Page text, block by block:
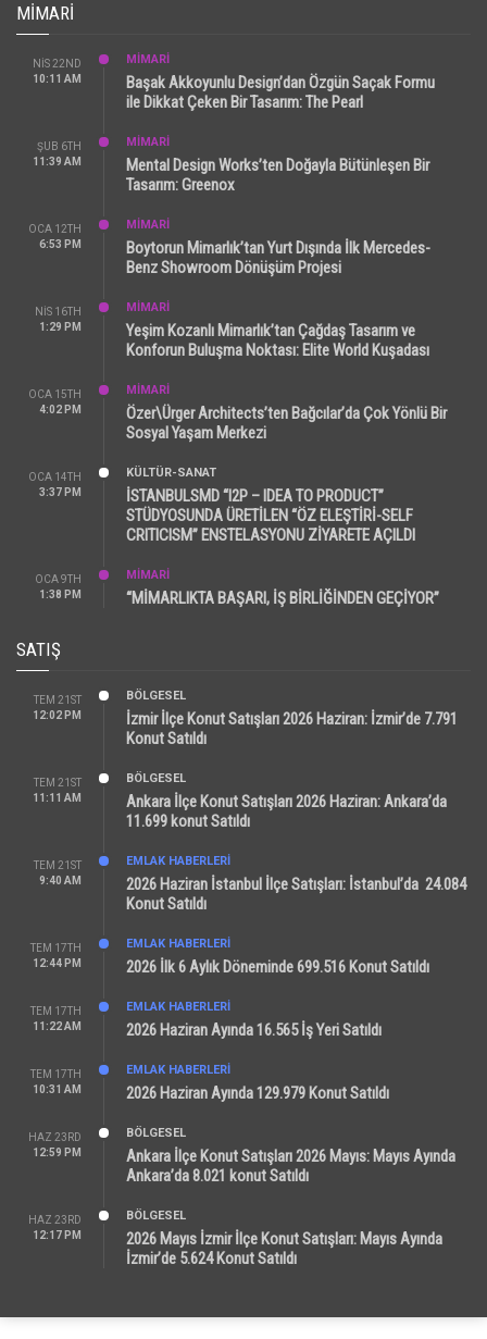
MIMARI
NIS 22ND
10:11 AM
MİMARİ
Başak Akkoyunlu Design’dan Özgün Saçak Formu
ile Dikkat Çeken Bir Tasarım: The Pearl
ŞUB 6TH
11:39 AM
MİMARİ
Mental Design Works’ten Doğayla Bütünleşen Bir
Tasarım: Greenox
OCA 12TH
6:53 PM
MİMARİ
Boytorun Mimarlık’tan Yurt Dışında İlk Mercedes-
Benz Showroom Dönüşüm Projesi
NIS 16TH
1:29 PM
MİMARİ
Yeşim Kozanlı Mimarlık’tan Çağdaş Tasarım ve
Konforun Buluşma Noktası: Elite World Kuşadası
OCA 15TH
4:02 PM
MİMARİ
Özer\Ürger Architects’ten Bağcılar’da Çok Yönlü Bir
Sosyal Yaşam Merkezi
OCA 14TH
3:37 PM
KÜLTÜR-SANAT
İSTANBULSMD “I2P – IDEA TO PRODUCT”
STÜDYOSUNDA ÜRETİLEN “ÖZ ELEŞTİRİ-SELF
CRITICISM” ENSTELASYONU ZİYARETE AÇILDI
OCA 9TH
1:38 PM
MİMARİ
“MİMARLIKTA BAŞARI, İŞ BİRLİĞİNDEN GEÇİYOR”
SATIŞ
TEM 21ST
12:02 PM
BÖLGESEL
İzmir İlçe Konut Satışları 2026 Haziran: İzmir’de 7.791
Konut Satıldı
TEM 21ST
11:11 AM
BÖLGESEL
Ankara İlçe Konut Satışları 2026 Haziran: Ankara’da
11.699 konut Satıldı
TEM 21ST
9:40 AM
EMLAK HABERLERI
2026 Haziran İstanbul İlçe Satışları: İstanbul’da 24.084
Konut Satıldı
TEM 17TH
12:44 PM
EMLAK HABERLERI
2026 İlk 6 Aylık Döneminde 699.516 Konut Satıldı
TEM 17TH
11:22 AM
EMLAK HABERLERI
2026 Haziran Ayında 16.565 İş Yeri Satıldı
TEM 17TH
10:31 AM
EMLAK HABERLERI
2026 Haziran Ayında 129.979 Konut Satıldı
HAZ 23RD
12:59 PM
BÖLGESEL
Ankara İlçe Konut Satışları 2026 Mayıs: Mayıs Ayında
Ankara’da 8.021 konut Satıldı
HAZ 23RD
12:17 PM
BÖLGESEL
2026 Mayıs İzmir İlçe Konut Satışları: Mayıs Ayında
İzmir’de 5.624 Konut Satıldı